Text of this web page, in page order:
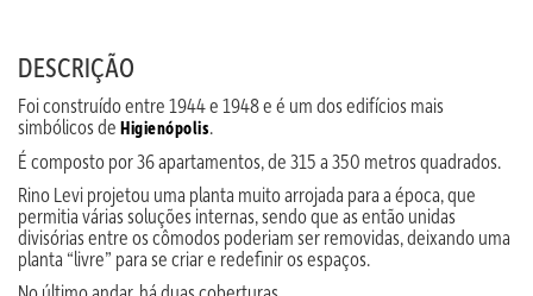
DESCRIÇÃO
Foi construído entre 1944 e 1948 e é um dos edifícios mais
simbólicos de Higienópolis.
É composto por 36 apartamentos, de 315 a 350 metros quadrados.
Rino Levi projetou uma planta muito arrojada para a época, que
permitia várias soluções internas, sendo que as então unidas
divisórias entre os cômodos poderiam ser removidas, deixando uma
planta “livre” para se criar e redefinir os espaços.